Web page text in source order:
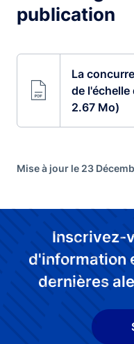
publication
La
de l'échelle
2.67 Mo)
Mise à jour le 23
Inscrivez-
d'information
dernières